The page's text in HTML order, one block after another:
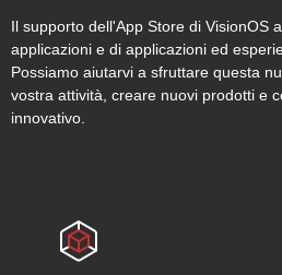
Il supporto dell'App Store di VisionOS
applicazioni e di applicazioni ed
Possiamo aiutarvi a sfruttare questa
vostra attività, creare nuovi prodotti e
innovativo.